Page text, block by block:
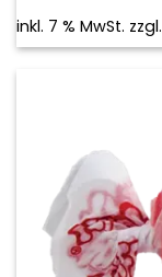
inkl. 7 % MwSt. zzgl.